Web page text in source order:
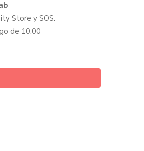
Store y SOS.
de 10:00